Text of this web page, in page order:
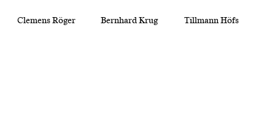
Clemens Röger Bernhard Krug Tillmann Höfs